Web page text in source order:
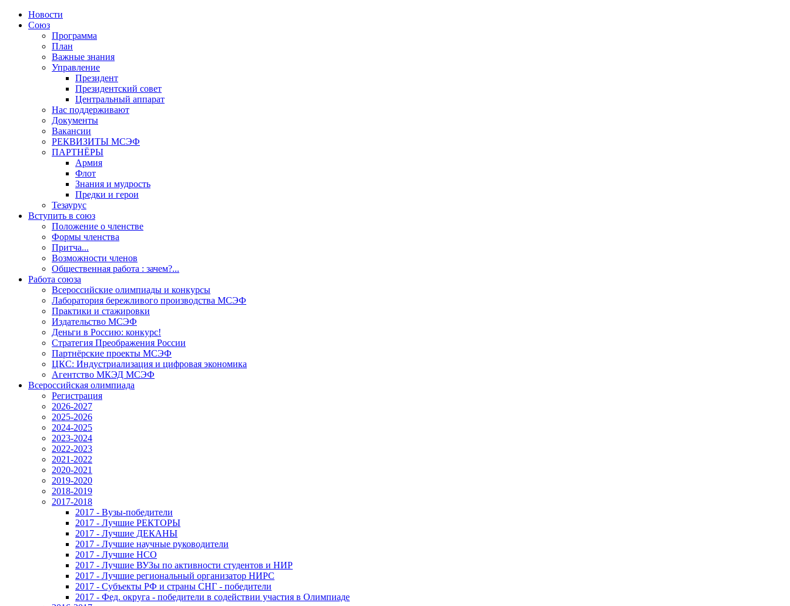
Новости
Союз
Программа
План
Важные знания
Управление
Президент
Президентский совет
Центральный аппарат
Нас поддерживают
Документы
Вакансии
РЕКВИЗИТЫ МСЭФ
ПАРТНЁРЫ
Армия
Флот
Знания и мудрость
Предки и герои
Тезаурус
Вступить в союз
Положение о членстве
Формы членства
Притча...
Возможности членов
Общественная работа : зачем?...
Работа союза
Всероссийские олимпиады и конкурсы
Лаборатория бережливого производства МСЭФ
Практики и стажировки
Издательство МСЭФ
Деньги в Россию: конкурс!
Стратегия Преображения России
Партнёрские проекты МСЭФ
ЦКС: Индустриализация и цифровая экономика
Агентство МКЭД МСЭФ
Всероссийская олимпиада
Регистрация
2026-2027
2025-2026
2024-2025
2023-2024
2022-2023
2021-2022
2020-2021
2019-2020
2018-2019
2017-2018
2017 - Вузы-победители
2017 - Лучшие РЕКТОРЫ
2017 - Лучшие ДЕКАНЫ
2017 - Лучшие научные руководители
2017 - Лучшие НСО
2017 - Лучшие ВУЗы по активности студентов и НИР
2017 - Лучшие региональный организатор НИРС
2017 - Субъекты РФ и страны СНГ - победители
2017 - Фед. округа - победители в содействии участия в Олимпиаде